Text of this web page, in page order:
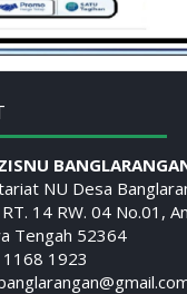
NU Desa
14 RW. 04 No.01,
Tengah 52364
1923